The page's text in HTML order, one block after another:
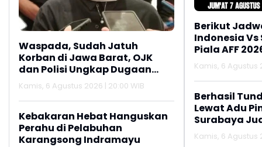
Waspada, Sudah Jatuh
Korban di Jawa Barat, OJK
dan Polisi Ungkap Dugaan
Penipuan Modus Titip Limit
Paylater
Kamis, 6 Agustus 2026 | 20:00 WIB
Kebakaran Hebat Hanguskan
Perahu di Pelabuhan
Karangsong Indramayu
Berikut
Indonesia
Piala AFF
Kamis, 6 Agustus
Berhasil
Lewat Adu
Surabaya
2026
Kamis, 6 Agustus